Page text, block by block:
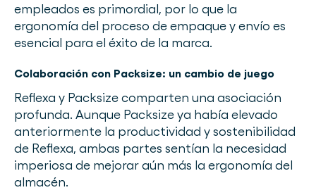
empleados es primordial, por lo que la
ergonomía del proceso de empaque y envío es
esencial para el éxito de la marca.
Colaboración con Packsize: un cambio de juego
Reflexa y Packsize comparten una asociación
profunda. Aunque Packsize ya había elevado
anteriormente la productividad y sostenibilidad
de Reflexa, ambas partes sentían la necesidad
imperiosa de mejorar aún más la ergonomía del
almacén.